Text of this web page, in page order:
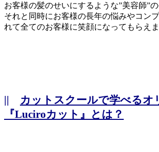
お客様の髪のせいにするような”美容師”の
それと同時にお客様の長年の悩みやコン
れて全てのお客様に笑顔になってもらえま
|| カットスクールで学べるオ
『Luciroカット』とは？